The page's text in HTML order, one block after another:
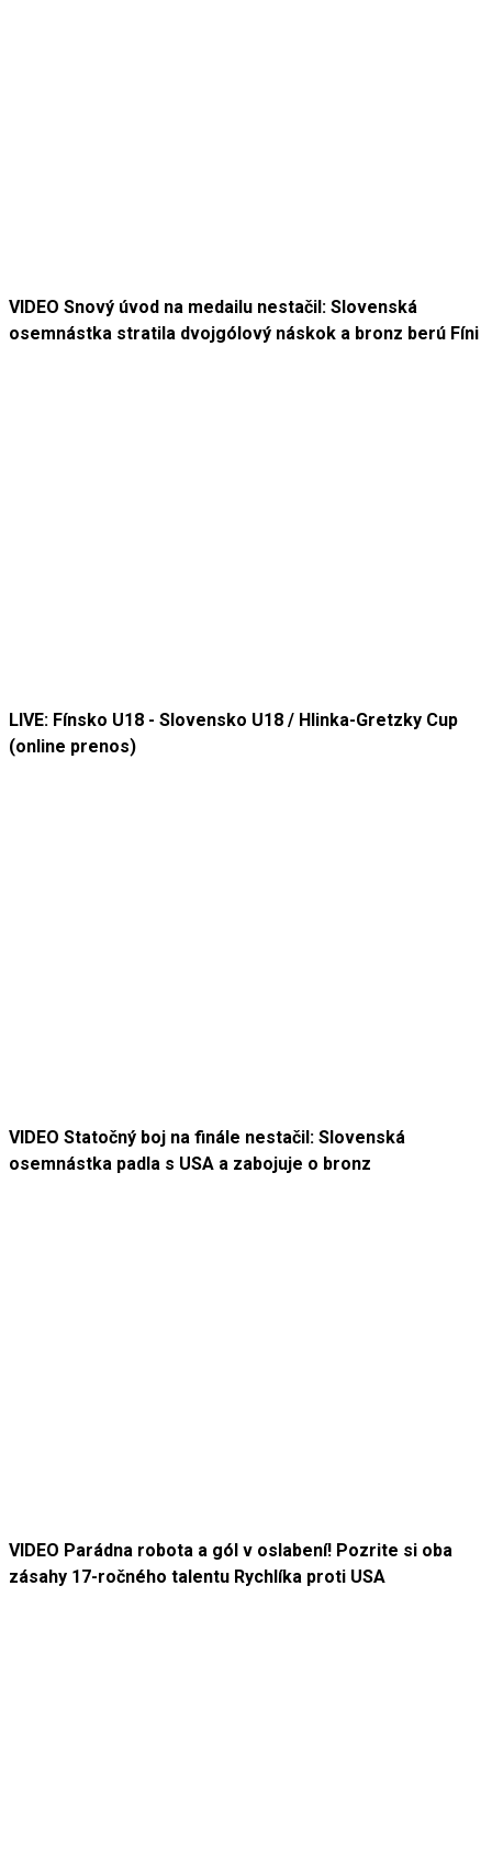
VIDEO Snový úvod na medailu nestačil: Slovenská
osemnástka stratila dvojgólový náskok a bronz berú Fíni
LIVE: Fínsko U18 - Slovensko U18 / Hlinka-Gretzky Cup
(online prenos)
VIDEO Statočný boj na finále nestačil: Slovenská
osemnástka padla s USA a zabojuje o bronz
VIDEO Parádna robota a gól v oslabení! Pozrite si oba
zásahy 17-ročného talentu Rychlíka proti USA